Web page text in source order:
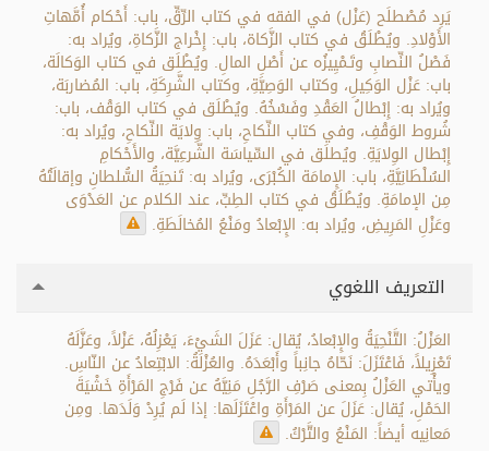
يَرِد مُصْطلَح (عَزْل) في الفقه في كتاب الرِّقِّ، باب: أَحْكام أُمَّهاتِ
الأَوْلادِ. ويُطْلَقُ في كتاب الزَّكاة، باب: إِخْراج الزَّكاةِ، ويُراد به:
فَصْلُ النِّصابِ وتَـمْيِيزُه عن أَصْلِ المالِ. ويُطْلَق في كتاب الوَكالَة،
باب: عَزْل الوَكِيلِ، وكتاب الوَصِيَّةِ، وكتاب الشَّرِكَةِ، باب: المُضاربَة،
ويُراد به: إِبْطالُ العَقْدِ وفَسْخُهُ. ويُطْلَق في كتاب الوَقْف، باب:
شُروط الوَقْفِ، وفي كتاب النِّكاحِ، باب: وِلايَة النِّكاحِ، ويُراد به:
إِبْطال الوِلايَةِ. ويُطلَق في السِّياسَة الشَّرعِيَّة، والأَحْكامِ
السُلْطَانِيَّةِ، باب: الإِمامَة الكُبْرَى، ويُراد به: تَنحِيَةُ السُّلطانِ وإقالَتُهُ
مِن الإمامَةِ. ويُطْلَقُ في كتاب الطِبِّ، عند الكلام عن العَدْوَى
وعَزْلِ المَرِيضِ، ويُراد به: الإِبْعادُ ومَنْعُ المُخالَطَةِ.
التعريف اللغوي
العَزْلُ: التَّنْحِيَةُ والإِبْعادُ، يُقال: عَزَلَ الشَيْءَ، يَعْزِلُهُ، عَزْلاً، وعَزَّلَهُ
تَعْزِيلاً، فَاعْتَزَلَ: نَحّاهُ جانِباً وأَبْعَدَهُ. والعُزْلَةُ: الابْتِعادُ عن النّاسِ.
ويأْتي العَزْلُ بِمعنى صَرْفِ الرَّجُلِ مَنِيَّهُ عن فَرْجِ المَرْأَةِ خَشْيَةَ
الحَمْلِ، يُقال: عَزَلَ عن المَرْأَةِ واعْتَزَلَها: إذا لَم يُرِدْ وَلَدَها. ومِن
مَعانِيه أيضاً: المَنْعُ والتَّرْكُ.